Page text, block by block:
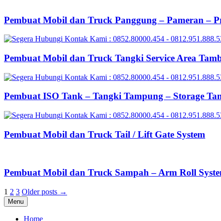
Pembuat Mobil dan Truck Panggung – Pameran –
Pembuat Mobil dan Truck Tangki Service Area
Pembuat ISO Tank – Tangki Tampung – Storage
Pembuat Mobil dan Truck Tail / Lift Gate System
Pembuat Mobil dan Truck Sampah – Arm Roll
Posts
pagination
1 2 3 Older posts →
Menu
Home